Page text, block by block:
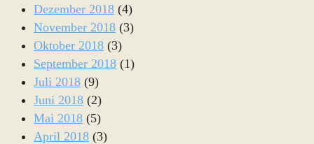
Dezember 2018 (4)
November 2018 (3)
Oktober 2018 (3)
September 2018 (1)
Juli 2018 (9)
Juni 2018 (2)
Mai 2018 (5)
April 2018 (3)